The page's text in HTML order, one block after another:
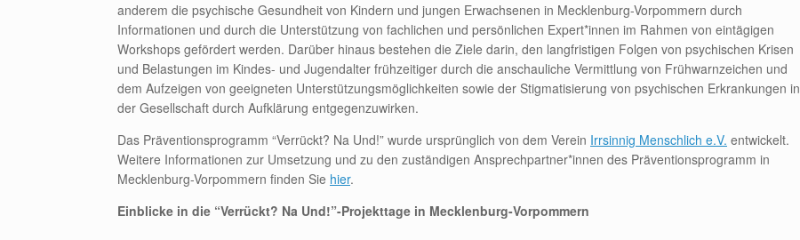
anderem die psychische Gesundheit von Kindern und jungen Erwachsenen in Mecklenburg-Vorpommern durch
Informationen und durch die Unterstützung von fachlichen und persönlichen Expert*innen im Rahmen von eintägigen
Workshops gefördert werden. Darüber hinaus bestehen die Ziele darin, den langfristigen Folgen von psychischen Krisen
und Belastungen im Kindes- und Jugendalter frühzeitiger durch die anschauliche Vermittlung von Frühwarnzeichen und
dem Aufzeigen von geeigneten Unterstützungsmöglichkeiten sowie der Stigmatisierung von psychischen Erkrankungen in
der Gesellschaft durch Aufklärung entgegenzuwirken.
Das Präventionsprogramm “Verrückt? Na Und!” wurde ursprünglich von dem Verein Irrsinnig Menschlich e.V. entwickelt.
Weitere Informationen zur Umsetzung und zu den zuständigen Ansprechpartner*innen des Präventionsprogramm in
Mecklenburg-Vorpommern finden Sie hier.
Einblicke in die “Verrückt? Na Und!”-Projekttage in Mecklenburg-Vorpommern